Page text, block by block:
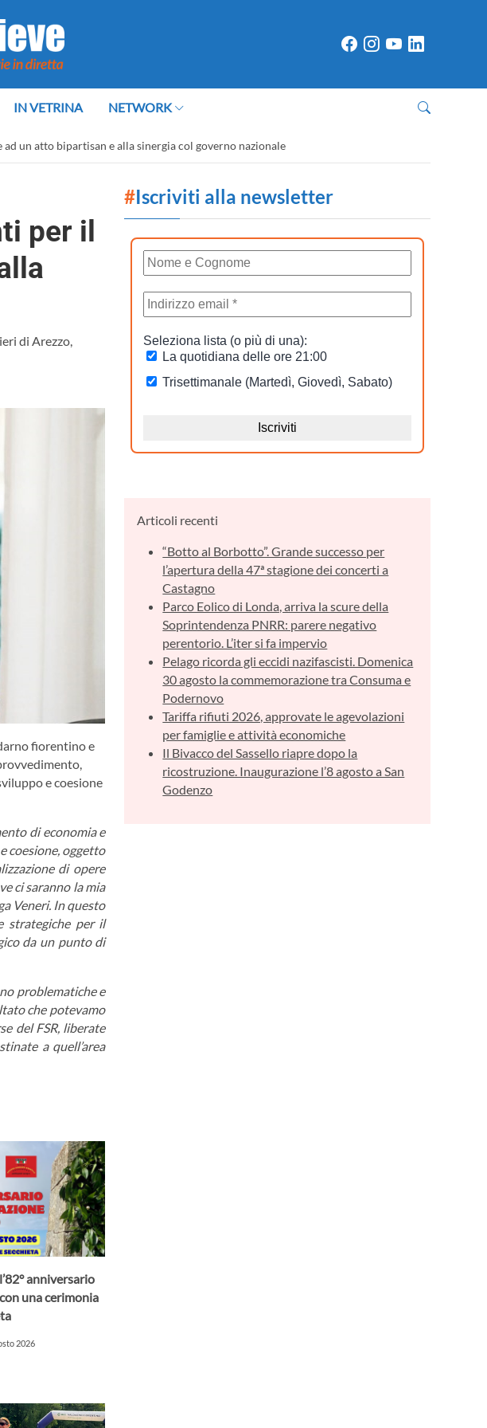
IN VETRINA NETWORK
un atto bipartisan e alla sinergia col governo nazionale
per il
di Arezzo,
fiorentino e
e coesione
di economia e
coesione, oggetto
di opere
ci saranno la mia
Veneri. In questo
strategiche per il
da un punto di
problematiche e
che potevamo
del FSR, liberate
a quell’area
anniversario
una cerimonia
2026
#Iscriviti alla newsletter
Articoli recenti
“Botto al Borbotto”. Grande successo per
l’apertura della 47ª stagione dei concerti a
Castagno
Parco Eolico di Londa, arriva la scure della
Soprintendenza PNRR: parere negativo
perentorio. L’iter si fa impervio
Pelago ricorda gli eccidi nazifascisti. Domenica
30 agosto la commemorazione tra Consuma e
Podernovo
Tariffa rifiuti 2026, approvate le agevolazioni
per famiglie e attività economiche
Il Bivacco del Sassello riapre dopo la
ricostruzione. Inaugurazione l’8 agosto a San
Godenzo